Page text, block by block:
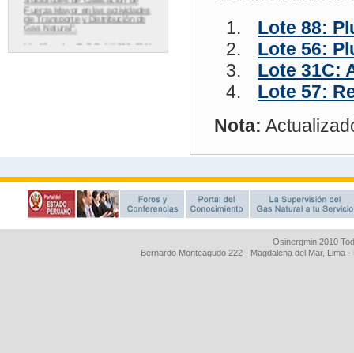
Osinergmin 2010
Bernardo Monteagudo 222 - Magdalena del Mar, Lima